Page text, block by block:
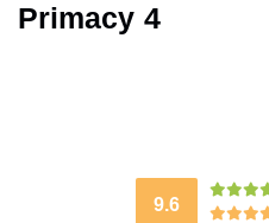
Primacy 4
9.6